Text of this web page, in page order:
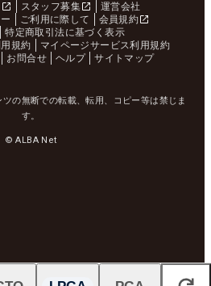
スタッフ募集
運営会社
ご利用に際して
会員規約
特定商取引法に基づく表示
規約
マイページサービス利用規約
お問合せ ヘルプ サイトマップ
の無断での転載、転用、コピー等は禁じま
す。
© ALBA Net